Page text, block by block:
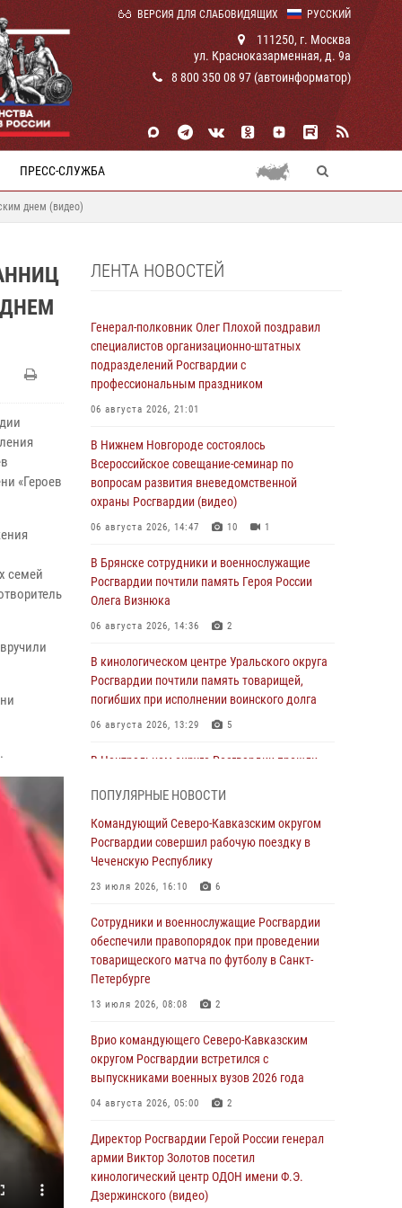
РУССКИЙ
ВЕРСИЯ ДЛЯ СЛАБОВИДЯЩИХ
111250, г. Москва
ул. Красноказарменная, д. 9а
8 800 350 08 97 (автоинформатор)
ПРЕСС-СЛУЖБА
днем (видео)
«Героев
семей
ЛЕНТА НОВОСТЕЙ
Генерал-полковник Олег Плохой поздравил
специалистов организационно-штатных
подразделений Росгвардии с
профессиональным праздником
06 августа 2026, 21:01
В Нижнем Новгороде состоялось
Всероссийское совещание-семинар по
вопросам развития вневедомственной
охраны Росгвардии (видео)
06 августа 2026, 14:47 10 1
В Брянске сотрудники и военнослужащие
Росгвардии почтили память Героя России
Олега Визнюка
06 августа 2026, 14:36 2
В кинологическом центре Уральского округа
Росгвардии почтили память товарищей,
погибших при исполнении воинского долга
06 августа 2026, 13:29 5
В Центральном округе Росгвардии прошли
И.К. Яковлева
06 августа 2026, 13:24
Росгвардейцы задержали мужчину,
открывшего стрельбу в Подмосковье (видео)
Росгвардейцы провели выставку вооружения
для участников сбора «Гвардеец» в Пензе
(видео)
06 августа 2026, 12:00
В Курске росгвардейцы приняли участие в
митинге, посвященном второй годовщине
вторжения ВСУ на территорию области
06 августа 2026, 11:56 4
В Санкт-Петербурге наряд Росгвардии
задержал правонарушителя, угрожавшего
подростку травматическим пистолетом
06 августа 2026, 11:33
ПОПУЛЯРНЫЕ НОВОСТИ
Командующий Северо-Кавказским округом
Росгвардии совершил рабочую поездку в
Чеченскую Республику
23 июля 2026, 16:10 6
Сотрудники и военнослужащие Росгвардии
обеспечили правопорядок при проведении
товарищеского матча по футболу в Санкт-
Петербурге
13 июля 2026, 08:08 2
Врио командующего Северо-Кавказским
округом Росгвардии встретился с
выпускниками военных вузов 2026 года
04 августа 2026, 05:00 2
Директор Росгвардии Герой России генерал
армии Виктор Золотов посетил
кинологический центр ОДОН имени Ф.Э.
Дзержинского (видео)